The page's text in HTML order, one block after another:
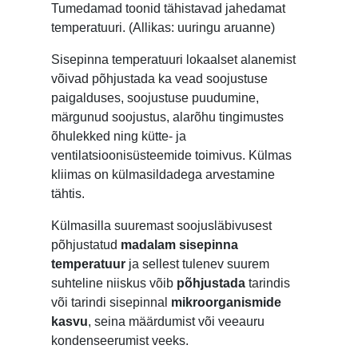
Tumedamad toonid tähistavad jahedamat
temperatuuri. (Allikas: uuringu aruanne)
Sisepinna temperatuuri lokaalset alanemist
võivad põhjustada ka vead soojustuse
paigalduses, soojustuse puudumine,
märgunud soojustus, alarõhu tingimustes
õhulekked ning kütte- ja
ventilatsioonisüsteemide toimivus. Külmas
kliimas on külmasildadega arvestamine
tähtis.
Külmasilla suuremast soojusläbivusest
põhjustatud madalam sisepinna
temperatuur ja sellest tulenev suurem
suhteline niiskus võib põhjustada tarindis
või tarindi sisepinnal mikroorganismide
kasvu, seina määrdumist või veeauru
kondenseerumist veeks.